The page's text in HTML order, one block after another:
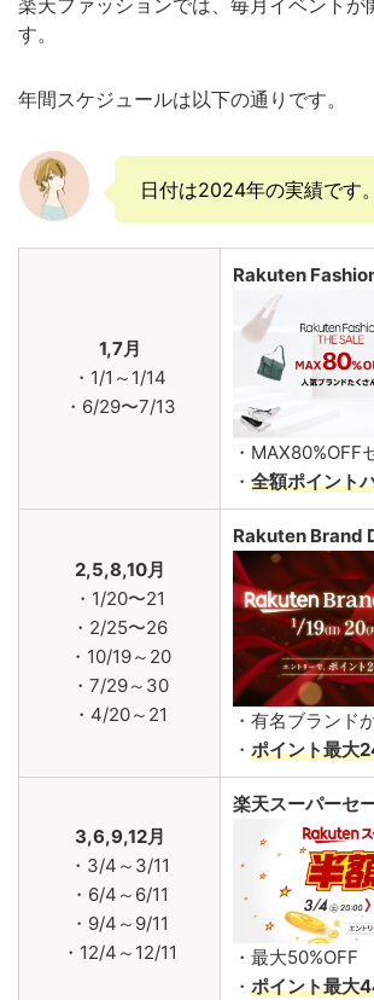
楽天ファッションでは、毎月イベントが
す。
年間スケジュールは以下の通りです。
日付は2024年の実績です。
1,7月
・1/1～1/14
・6/29〜7/13
Rakuten
・MAX80%OFF
・ 全額ポイント
2,5,8,10月
・1/20〜21
・2/25〜26
・10/19～20
・7/29～30
・4/20～21
Rakuten Brand
・有名ブランド
・ ポイント最大
3,6,9,12月
・3/4～3/11
・6/4～6/11
・9/4～9/11
・12/4～12/11
楽天スーパーセ
・最大50%OFF
・ ポイント最大